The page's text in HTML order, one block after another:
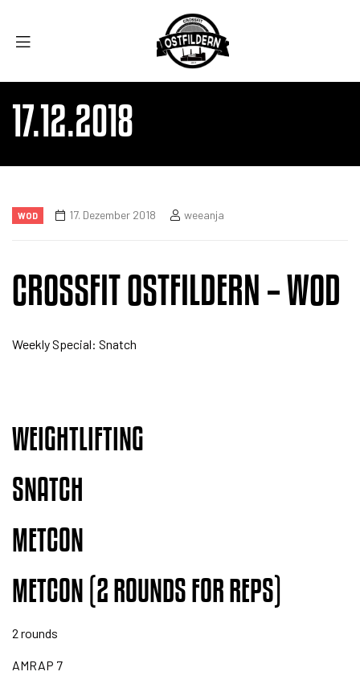
17.12.2018
WOD 17. Dezember 2018 weeanja
CROSSFIT OSTFILDERN – WOD
Weekly Special: Snatch
WEIGHTLIFTING
SNATCH
METCON
METCON (2 ROUNDS FOR REPS)
2 rounds
AMRAP 7